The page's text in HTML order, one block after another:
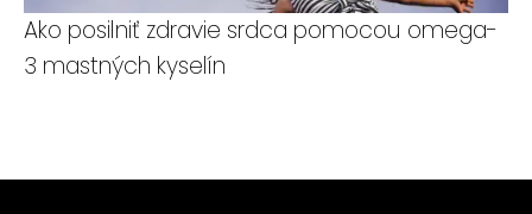
Ako posilniť zdravie srdca pomocou omega-
3 mastných kyselín